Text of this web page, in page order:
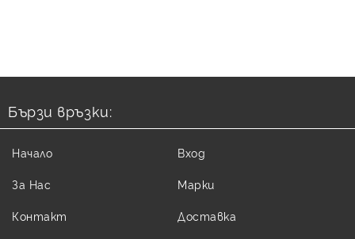
Бързи връзки:
Начало
За Нас
Контакт
Вход
Марки
Доставка